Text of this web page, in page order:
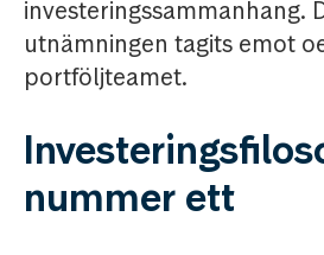
investeringssammanhang.
utnämningen tagits emot
portföljteamet.
nummer ett